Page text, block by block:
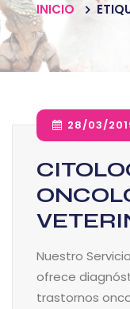
INICIO
28/03/
Nuestro
ofrece
trastornos